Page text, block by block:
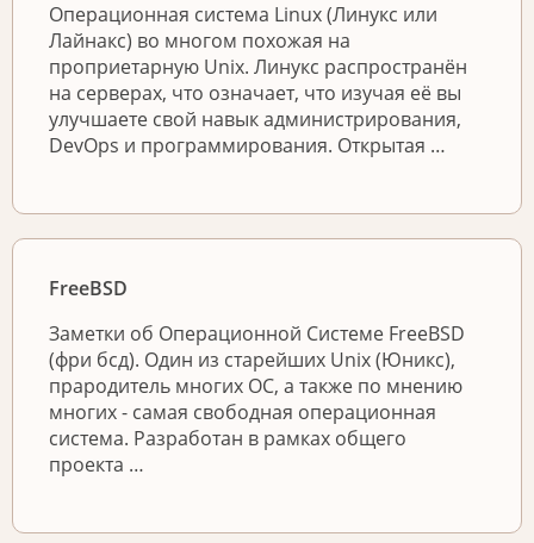
Операционная система Linux (Линукс или
Лайнакс) во многом похожая на
проприетарную Unix. Линукс распространён
на серверах, что означает, что изучая её вы
улучшаете свой навык администрирования,
DevOps и программирования. Открытая …
FreeBSD
Заметки об Операционной Системе FreeBSD
(фри бсд). Один из старейших Unix (Юникс),
прародитель многих ОС, а также по мнению
многих - самая свободная операционная
система. Разработан в рамках общего
проекта …